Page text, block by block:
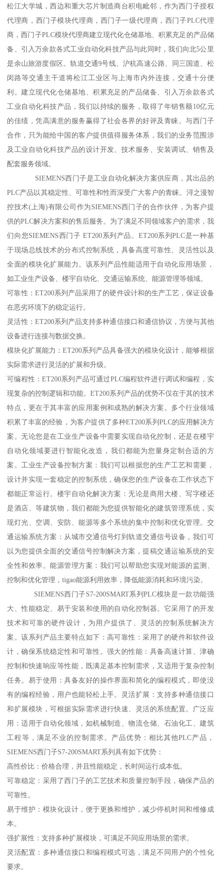
松江大学城，西边和重大芯片制造商台积电毗邻，作为西门子授权
代理商，西门子模块代理商，西门子一级代理商，西门子PLC代理
商，西门子PLC模块代理商建立现代化仓储基地、积累充足的产品储
备、引入万余款各式工业自动化科技产品与此同时，我们向北5公里
是余山旅游度假区。轨道交通9号线、沪杭高速公路、同三国道、松
闵路等交通主干道将松江工业区与上海市内外连接，交通十分便
利。建立现代化仓储基地、积累充足的产品储备、引入万余款各式
工业自动化科技产品，我们以持续的服务，取得了年销售额10亿元
的佳绩，凭高满意的服务赢得了社会各界的好评及青睐。与西门子
合作，只为能给中国的客户提供值得服务体系，我们的业务范围涉
及工业自动化科技产品的设计开发、技术服务、安装调试、销售及
配套服务领域。
SIEMENS西门子是工业自动化解决方案供应商，其出品的
PLC产品以其稳定性、可靠性和性而深受广大客户的青睐。浔之漫智
控技术(上海)有限公司作为SIEMENS西门子的合作伙伴，为客户提
供的PLC解决方案和的售后服务。为了满足不同领域客户的需求，我
们向您SIEMENS西门子 ET200系列产品。ET200系列PLC是一种基
于现场总线技术的分布式控制系统，具备高度可靠性、灵活性以及
全面的模块化扩展能力。该系列产品性能适用于自动化应用场景，
如工业生产设备、楼宇自动化、交通运输系统、能源管理等领域。
可靠性：ET200系列产品采用了的硬件设计和的生产工艺，保证设备
在恶劣环境下的稳定运行。
灵活性：ET200系列产品支持多种通信接口和通信协议，方便与其他
设备进行连接与数据交换。
模块化扩展能力：ET200系列产品具备强大的模块化设计，能够根据
实际需求进行灵活的扩展和升级。
可编程性：ET200系列产品可通过PLC编程软件进行调试和编程，实
现复杂的控制逻辑和功能。ET200系列产品的优势不仅在于其的技术
特点，更在于其丰富的应用案例和成熟的解决方案。多个行业领域
积累了丰富的经验，为客户提供了多种ET200系列PLC的应用解决方
案。无论您是在工业生产设备中需要实现自动化控制，还是在楼宇
自动化领域要进行智能化改造，我们都能为您量身定制合适的方
案。工业生产设备控制方案：我们可以根据您的生产工艺和需要，
设计并实现一套稳定的控制系统，确保您的生产设备在工作状态下
都能正常运行。楼宇自动化解决方案：无论是商用大楼、写字楼还
是酒店、等建筑物，我们都能为您提供智能化的建筑管理系统，实
现灯光、空调、安防、能源等多个系统的集中控制和优化管理。交
通运输系统方案：从城市交通信号灯到轨道交通信号设备，我们可
以为您提供全面的交通信号控制解决方案，提稿交通运输系统的安
全性和效率。能源管理方案：我们可以帮助您实现对能源的监测、
控制和优化管理，tigao能源利用效率，降低能源消耗和环境污染。
SIEMENS西门子S7-200SMART系列PLC模块是一款功能强
大、性能稳定、易于安装和使用的自动化控制器。它采用了的开发
技术和可靠的硬件设计，为用户提供了、灵活的控制系统解决方
案。该系列产品主要特点如下：高可靠性：采用了的硬件和软件设
计，确保系统稳定性和可靠性。强大的性能：具备高速计算、津确
控制和快速响应等性能，既满足基本控制需求，又适用于复杂控制
任务。易于使用：具备友好的操作界面和简化的编程模式，即使没
有的编程经验，用户也能轻松上手。灵活扩展：支持多种通信接口
和扩展模块，可根据实际需求进行快速、灵活的系统配置。广泛应
用：适用于自动化领域，如机械制造、物流仓储、石油化工、建筑
工程等，满足不业的控制需求。产品优势：相比其他PLC产品，
SIEMENS西门子S7-200SMART系列具有如下优势：
高性价比：价格合理，并且性能稳定，长时间运行成本低。
可靠稳定：采用了西门子的工艺技术和质量控制手段，确保产品的
可靠性。
易于维护：模块化设计，便于更换和维护，减少停机时间和维修成
本。
强扩展性：支持多种扩展模块，可满足不同应用场景的需求。
灵活配置：多种通信接口和编程模式可选，满足不同用户的个性化
要求。